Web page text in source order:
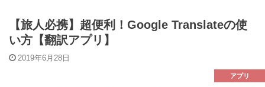
【旅人必携】超便利！Google Translateの使
い方【翻訳アプリ】
2019年6月28日
アプリ